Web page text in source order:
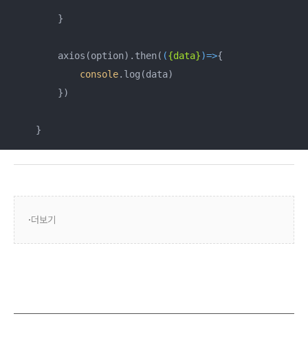
        }
        axios(option).then(
({data})=>{
console.log(data)
        })
    }
더보기